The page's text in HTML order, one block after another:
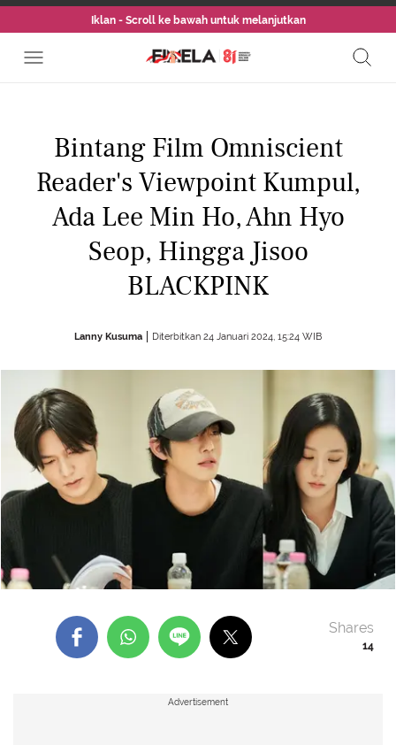
Iklan - Scroll ke bawah untuk melanjutkan
Bintang Film Omniscient
Reader's Viewpoint Kumpul,
Ada Lee Min Ho, Ahn Hyo
Seop, Hingga Jisoo
BLACKPINK
Lanny Kusuma Diterbitkan 24 Januari 2024, 15:24 WIB
14
Shares
Advertisement